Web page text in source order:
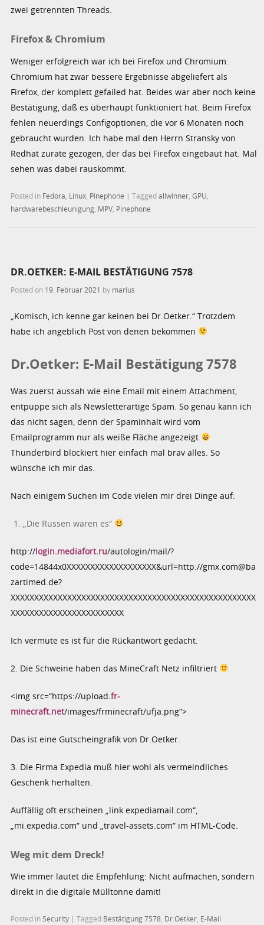
zwei getrennten Threads.
Firefox & Chromium
Weniger erfolgreich war ich bei Firefox und Chromium.
Chromium hat zwar bessere Ergebnisse abgeliefert als
Firefox, der komplett gefailed hat. Beides war aber noch keine
Bestätigung, daß es überhaupt funktioniert hat. Beim Firefox
fehlen neuerdings Configoptionen, die vor 6 Monaten noch
gebraucht wurden. Ich habe mal den Herrn Stransky von
Redhat zurate gezogen, der das bei Firefox eingebaut hat. Mal
sehen was dabei rauskommt.
Posted in Fedora Linux Pinephone |Taggedallwinner ,GPU
hardwarebeschleunigung MPV Pinephone
DR.OETKER: E-MAIL BESTÄTIGUNG 7578
Posted on 19. Februar 2021 by marius
„Komisch, ich kenne gar keinen bei Dr.Oetker.“ Trotzdem
habe ich angeblich Post von denen bekommen
Dr.Oetker: E-Mail Bestätigung 7578
Was zuerst aussah wie eine Email mit einem Attachment,
entpuppe sich als Newsletterartige Spam. So genau kann ich
das nicht sagen, denn der Spaminhalt wird vom
Emailprogramm nur als weiße Fläche angezeigt
Thunderbird blockiert hier einfach mal brav alles. So
wünsche ich mir das.
Nach einigem Suchen im Code vielen mir drei Dinge auf:
„Die Russen waren es“
http://login.mediafort.ru/autologin/mail/?
code=14844x0XXXXXXXXXXXXXXXXXXX&url=http://gmx.com@ba
zartimed.de?
XXXXXXXXXXXXXXXXXXXXXXXXXXXXXXXXXXXXXXXXXXXXXXXXXXXX
XXXXXXXXXXXXXXXXXXXXXXXX
Ich vermute es ist für die Rückantwort gedacht.
2. Die Schweine haben das MineCraft Netz infiltriert
<img src=“https://upload.fr-
minecraft.net/images/frminecraft/ufja.png“>
Das ist eine Gutscheingrafik von Dr.Oetker.
3. Die Firma Expedia muß hier wohl als vermeindliches
Geschenk herhalten.
Auffällig oft erscheinen „link.expediamail.com“,
„mi.expedia.com“ und „travel-assets.com“ im HTML-Code.
Weg mit dem Dreck!
Wie immer lautet die Empfehlung: Nicht aufmachen, sondern
direkt in die digitale Mülltonne damit!
Posted inSecurity |Tagged Bestätigung 7578, Dr.Oetker, E-Mail